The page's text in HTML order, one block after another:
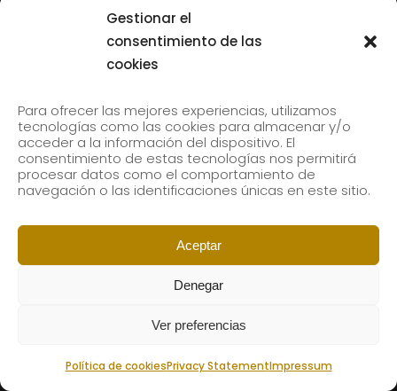
Gestionar el
consentimiento de las
cookies
Para ofrecer las mejores experiencias, utilizamos
tecnologías como las cookies para almacenar y/o
acceder a la información del dispositivo. El
consentimiento de estas tecnologías nos permitirá
procesar datos como el comportamiento de
navegación o las identificaciones únicas en este sitio.
Aceptar
Denegar
Ver preferencias
Política de cookiesPrivacy StatementImpressum
Tolliver en el 61 Jazzaldia
Subscribe to our newsletter to receive our news by
email.